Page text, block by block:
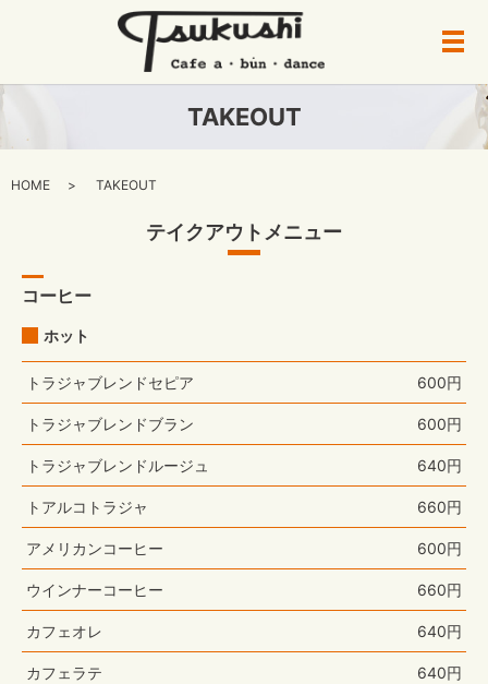
メ
TAKEOUT
HOME TAKEOUT
テイクアウトメニュー
コーヒー
ホット
トラジャブレンドセピア 600円
トラジャブレンドブラン 600円
トラジャブレンドルージュ 640円
トアルコトラジャ 660円
アメリカンコーヒー 600円
ウインナーコーヒー 660円
カフェオレ 640円
カフェラテ 640円